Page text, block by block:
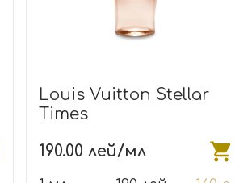
Louis Vuitton Stellar
Times
190.00 лей/мл